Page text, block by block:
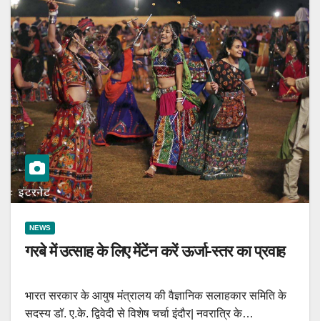
NEWS
गरबे में उत्साह के लिए मेंटेंन करें ऊर्जा-स्तर का प्रवाह
भारत सरकार के आयुष मंत्रालय की वैज्ञानिक सलाहकार समिति के
सदस्य डॉ. ए.के. द्विवेदी से विशेष चर्चा इंदौर| नवरात्रि के…